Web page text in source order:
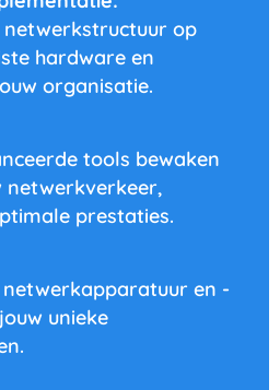
netwerkstructuur op
hardware en
organisatie.
tools bewaken
netwerkverkeer,
prestaties.
en -
unieke